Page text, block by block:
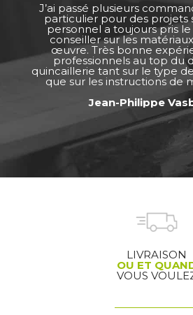
J’ai passé plusieurs
particulier pour des projets
personnel a toujours pris
conseiller sur les
œuvre. Très bonne
professionnels au top du
quincaillerie tant sur le type
que sur les instructions de
Jean-Philippe
LIVRAISON
OU ET
VOUS